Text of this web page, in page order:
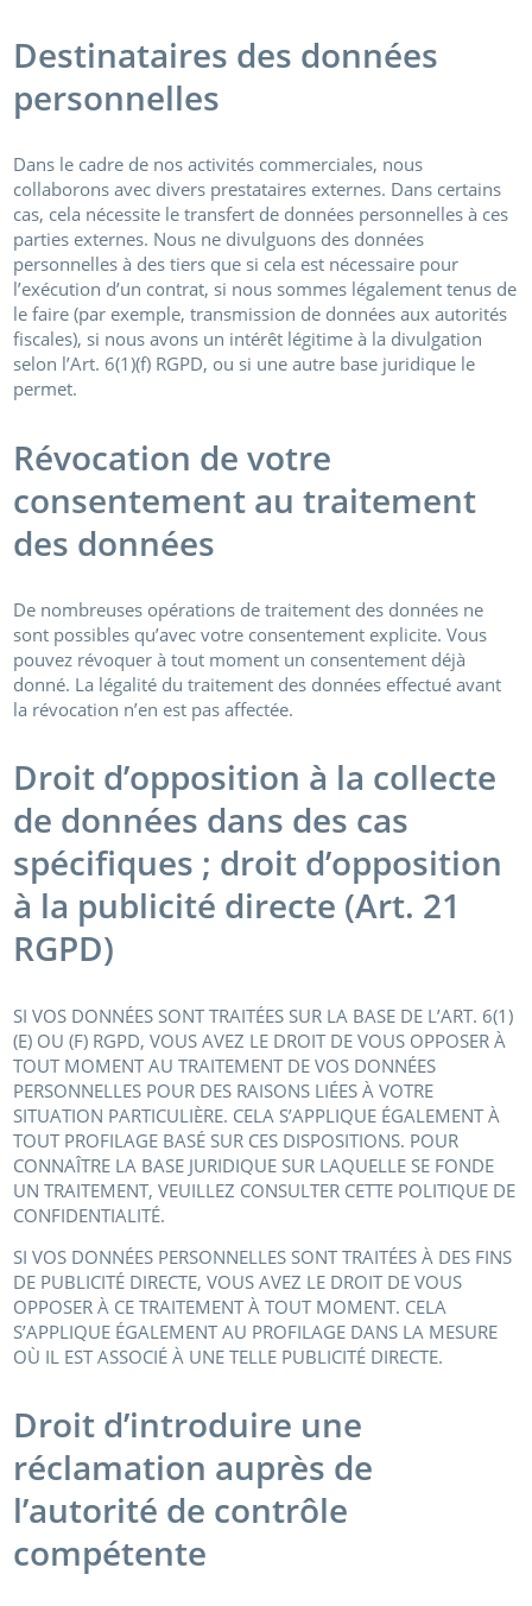
Destinataires des données
personnelles
Dans le cadre de nos activités commerciales, nous
collaborons avec divers prestataires externes. Dans certains
cas, cela nécessite le transfert de données personnelles à ces
parties externes. Nous ne divulguons des données
personnelles à des tiers que si cela est nécessaire pour
l’exécution d’un contrat, si nous sommes légalement tenus de
le faire (par exemple, transmission de données aux autorités
fiscales), si nous avons un intérêt légitime à la divulgation
selon l’Art. 6(1)(f) RGPD, ou si une autre base juridique le
permet.
Révocation de votre
consentement au traitement
des données
De nombreuses opérations de traitement des données ne
sont possibles qu’avec votre consentement explicite. Vous
pouvez révoquer à tout moment un consentement déjà
donné. La légalité du traitement des données effectué avant
la révocation n’en est pas affectée.
Droit d’opposition à la collecte
de données dans des cas
spécifiques ; droit d’opposition
à la publicité directe (Art. 21
RGPD)
SI VOS DONNÉES SONT TRAITÉES SUR LA BASE DE L’ART. 6(1)
(E) OU (F) RGPD, VOUS AVEZ LE DROIT DE VOUS OPPOSER À
TOUT MOMENT AU TRAITEMENT DE VOS DONNÉES
PERSONNELLES POUR DES RAISONS LIÉES À VOTRE
SITUATION PARTICULIÈRE. CELA S’APPLIQUE ÉGALEMENT À
TOUT PROFILAGE BASÉ SUR CES DISPOSITIONS. POUR
CONNAÎTRE LA BASE JURIDIQUE SUR LAQUELLE SE FONDE
UN TRAITEMENT, VEUILLEZ CONSULTER CETTE POLITIQUE DE
CONFIDENTIALITÉ.
SI VOS DONNÉES PERSONNELLES SONT TRAITÉES À DES FINS
DE PUBLICITÉ DIRECTE, VOUS AVEZ LE DROIT DE VOUS
OPPOSER À CE TRAITEMENT À TOUT MOMENT. CELA
S’APPLIQUE ÉGALEMENT AU PROFILAGE DANS LA MESURE
OÙ IL EST ASSOCIÉ À UNE TELLE PUBLICITÉ DIRECTE.
Droit d’introduire une
réclamation auprès de
l’autorité de contrôle
compétente